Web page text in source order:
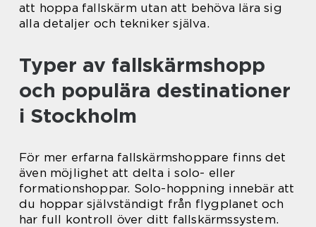
att hoppa fallskärm utan att behöva lära sig
alla detaljer och tekniker själva.
Typer av fallskärmshopp
och populära destinationer
i Stockholm
För mer erfarna fallskärmshoppare finns det
även möjlighet att delta i solo- eller
formationshoppar. Solo-hoppning innebär att
du hoppar självständigt från flygplanet och
har full kontroll över ditt fallskärmssystem.